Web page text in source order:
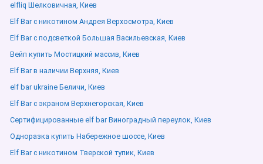
elfliq Шелковичная, Киев
Elf Bar с никотином Андрея Верхосмотра, Киев
Elf Bar с подсветкой Большая Васильевская, Киев
Вейп купить Мостицкий массив, Киев
Elf Bar в наличии Верхняя, Киев
elf bar ukraine Беличи, Киев
Elf Bar с экраном Верхнегорская, Киев
Сертифицированные elf bar Виноградный переулок, Киев
Одноразка купить Набережное шоссе, Киев
Elf Bar с никотином Тверской тупик, Киев